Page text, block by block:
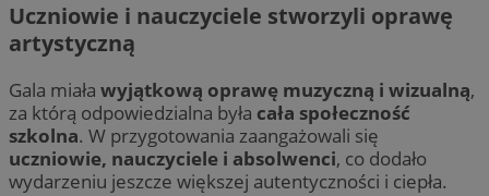
Uczniowie i nauczyciele stworzyli oprawę
artystyczną
Gala miała wyjątkową oprawę muzyczną i wizualną,
za którą odpowiedzialna była cała społeczność
szkolna. W przygotowania zaangażowali się
uczniowie, nauczyciele i absolwenci, co dodało
wydarzeniu jeszcze większej autentyczności i ciepła.